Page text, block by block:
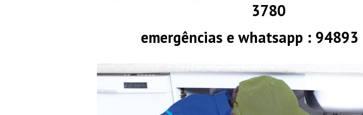
3780
emergências e whatsapp :